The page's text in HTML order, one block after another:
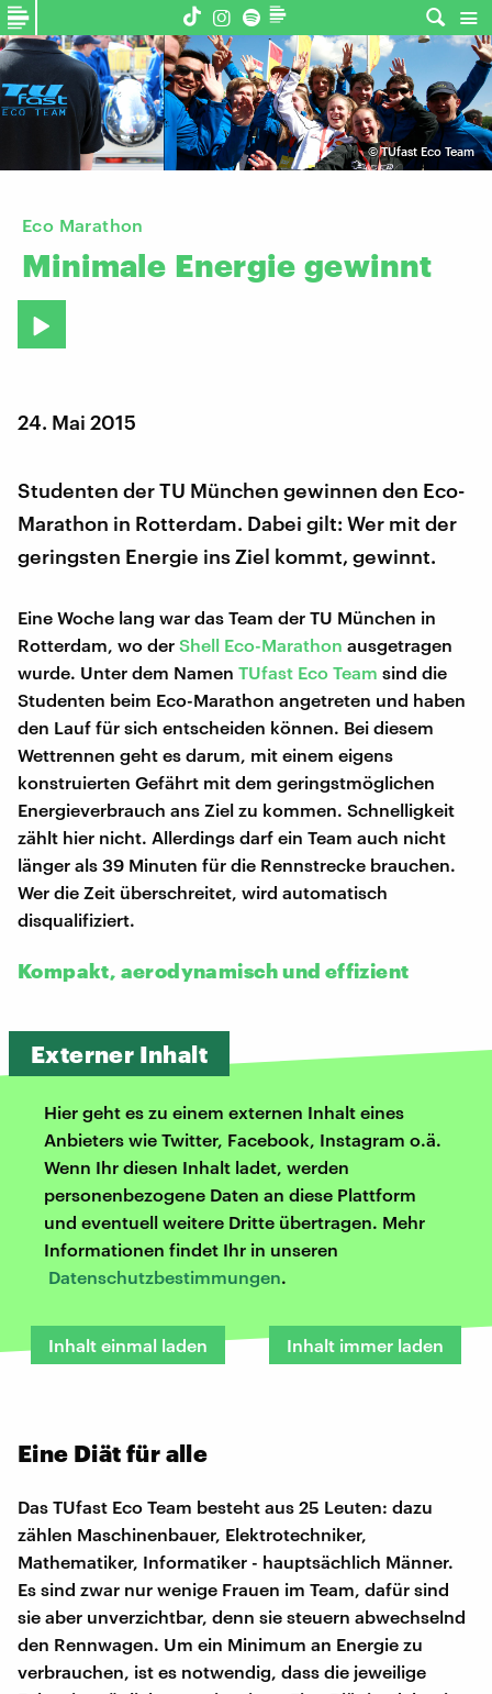
©TUfast Eco Team
Eco Marathon
Minimale Energie gewinnt
24. Mai 2015
Studenten der TU München gewinnen den Eco-
Marathon in Rotterdam. Dabei gilt: Wer mit der
geringsten Energie ins Ziel kommt, gewinnt.
Eine Woche lang war das Team der TU München in
Rotterdam, wo der Shell Eco-Marathon ausgetragen
wurde. Unter dem Namen TUfast Eco Team sind die
Studenten beim Eco-Marathon angetreten und haben
den Lauf für sich entscheiden können. Bei diesem
Wettrennen geht es darum, mit einem eigens
konstruierten Gefährt mit dem geringstmöglichen
Energieverbrauch ans Ziel zu kommen. Schnelligkeit
zählt hier nicht. Allerdings darf ein Team auch nicht
länger als 39 Minuten für die Rennstrecke brauchen.
Wer die Zeit überschreitet, wird automatisch
disqualifiziert.
Kompakt, aerodynamisch und effizient
Externer Inhalt
Hier geht es zu einem externen Inhalt eines
Anbieters wie Twitter, Facebook, Instagram o.ä.
Wenn Ihr diesen Inhalt ladet, werden
personenbezogene Daten an diese Plattform
und eventuell weitere Dritte übertragen. Mehr
Informationen findet Ihr in unseren
Datenschutzbestimmungen.
Inhalt einmal laden Inhalt immer laden
Eine Diät für alle
Das TUfast Eco Team besteht aus 25 Leuten: dazu
zählen Maschinenbauer, Elektrotechniker,
Mathematiker, Informatiker - hauptsächlich Männer.
Es sind zwar nur wenige Frauen im Team, dafür sind
sie aber unverzichtbar, denn sie steuern abwechselnd
den Rennwagen. Um ein Minimum an Energie zu
verbrauchen, ist es notwendig, dass die jeweilige